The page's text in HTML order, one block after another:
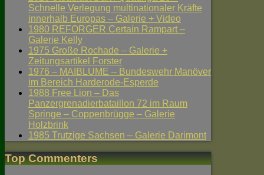
Schnelle Verlegung multinationaler Kräfte
innerhalb Europas – Galerie + Video
1980 REFORGER Certain Rampart –
Galerie Kelly
1975 Große Rochade – Galerie +
Zeitungsartikel Forster
1976 – MAIBLUME – Bundeswehr Manöver
im Bereich Harderode-Esperde
1988 Free Lion – Das
Panzergrenadierbataillon 72 im Raum
Springe – Coppenbrügge – Galerie
Holzbrink
1985 Trutzige Sachsen – Galerie Darimont
Top Commenters